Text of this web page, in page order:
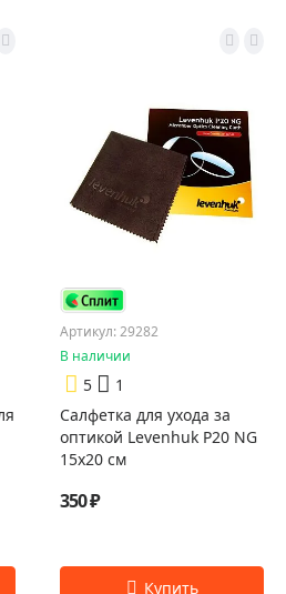
Артикул: 29282
В наличии
5
1
Салфетка для ухода за
оптикой Levenhuk P20 NG
15x20 см
350 ₽